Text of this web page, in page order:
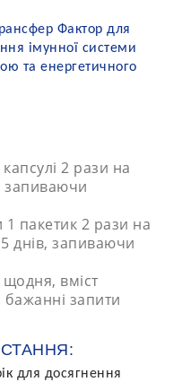
Фактор для
імунної системи
та енергетичного
2 рази на
запиваючи
пакетик 2 рази на
днів, запиваючи
щодня, вміст
запити
для досягнення